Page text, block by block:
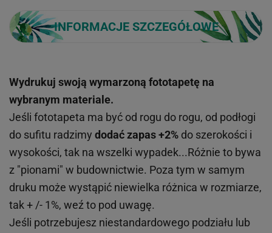
INFORMACJE SZCZEGÓŁOWE
Wydrukuj swoją wymarzoną fototapetę na
wybranym materiale.
Jeśli fototapeta ma być od rogu do rogu, od podłogi
do sufitu radzimy dodać zapas +2% do szerokości i
wysokości, tak na wszelki wypadek...Różnie to bywa
z "pionami" w budownictwie. Poza tym w samym
druku może wystąpić niewielka różnica w rozmiarze,
tak + /- 1%, weź to pod uwagę.
Jeśli potrzebujesz niestandardowego podziału lub